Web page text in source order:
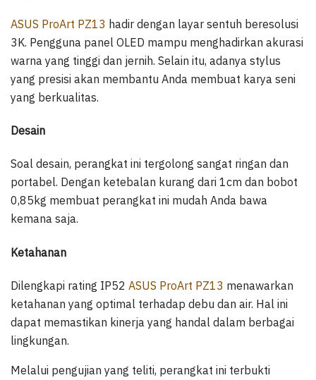
ASUS ProArt PZ13 hadir dengan layar sentuh beresolusi
3K. Pengguna panel OLED mampu menghadirkan akurasi
warna yang tinggi dan jernih. Selain itu, adanya stylus
yang presisi akan membantu Anda membuat karya seni
yang berkualitas.
Desain
Soal desain, perangkat ini tergolong sangat ringan dan
portabel. Dengan ketebalan kurang dari 1cm dan bobot
0,85kg membuat perangkat ini mudah Anda bawa
kemana saja.
Ketahanan
Dilengkapi rating IP52 ASUS ProArt PZ13 menawarkan
ketahanan yang optimal terhadap debu dan air. Hal ini
dapat memastikan kinerja yang handal dalam berbagai
lingkungan.
Melalui pengujian yang teliti, perangkat ini terbukti